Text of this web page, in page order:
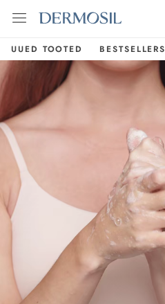
UUED TOOTED BESTSELLERS